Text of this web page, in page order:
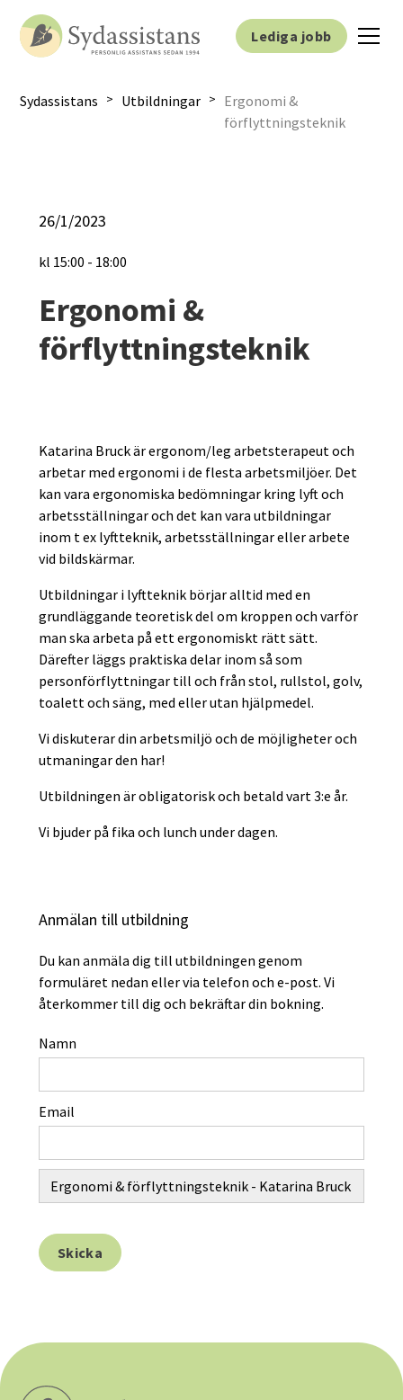
Lediga jobb
Sydassistans > Utbildningar > Ergonomi &
förflyttningsteknik
26/1/2023
kl 15:00 - 18:00
Ergonomi &
förflyttningsteknik
Katarina Bruck är ergonom/leg arbetsterapeut och
arbetar med ergonomi i de flesta arbetsmiljöer. Det
kan vara ergonomiska bedömningar kring lyft och
arbetsställningar och det kan vara utbildningar
inom t ex lyftteknik, arbetsställningar eller arbete
vid bildskärmar.
Utbildningar i lyftteknik börjar alltid med en
grundläggande teoretisk del om kroppen och varför
man ska arbeta på ett ergonomiskt rätt sätt.
Därefter läggs praktiska delar inom så som
personförflyttningar till och från stol, rullstol, golv,
toalett och säng, med eller utan hjälpmedel.
Vi diskuterar din arbetsmiljö och de möjligheter och
utmaningar den har!
Utbildningen är obligatorisk och betald vart 3:e år.
Vi bjuder på fika och lunch under dagen.
Anmälan till utbildning
Du kan anmäla dig till utbildningen genom
formuläret nedan eller via telefon och e-post. Vi
återkommer till dig och bekräftar din bokning.
Namn
Email